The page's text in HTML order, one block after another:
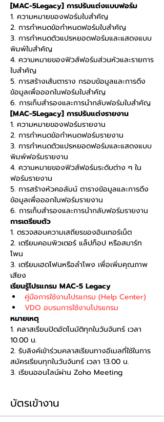
[MAC-5Legacy] การปรับแต่งแบบฟอร์ม
1. ความหมายของฟอร์มใบสำคัญ
2. การกำหนดข้อกำหนดฟอร์มใบสำคัญ
3. การกำหนดตัวแปรหยอดฟอร์มและแสดงแบบ
พิมพ์ใบสำคัญ
4. ความหมายของฟิวส์ฟอร์มส่วนหัวและรายการ
ใบสำคัญ
5. การสร้างเส้นตาราง กรอบข้อมูลและการดึง
ข้อมูลเพื่อออกในฟอร์มใบสำคัญ
6. การเก็บสำรองและการนำกลับฟอร์มใบสำคัญ
[MAC-5Legacy] การปรับแต่งรายงาน
1. ความหมายของฟอร์มรายงาน
2. การกำหนดข้อกำหนดฟอร์มรายงาน
3. การกำหนดตัวแปรหยอดฟอร์มและแสดงแบบ
พิมพ์ฟอร์มรายงาน
4. ความหมายของฟิวส์ฟอร์มระดับต่าง ๆ ใน
ฟอร์มรายงาน
5. การสร้างหัวคอลัมน์ ตารางข้อมูลและการดึง
ข้อมูลเพื่อออกในฟอร์มรายงาน
6. การเก็บสำรองและการนำกลับฟอร์มรายงาน
การเตรียมตัว
1. ตรวจสอบความเสถียรของอินเทอร์เน็ต
2. เตรียมคอมพิวเตอร์ แล็ปท็อป หรือสมาร์ท
โพน
3. เตรียมเฮดโฟนหรือลำโพง เพื่อเพิ่มคุณภาพ
เสียง
เรียนรู้โปรแกรม MAC-5 Legacy
คู่มือการใช้งานโปรแกรม (Help Center)
VDO อบรมการใช้งานโปรแกรม
หมายเหตุ
1. คลาสเรียนปิดอัตโนมัติทุกในวันจันทร์ เวลา
10.00 น.
2. รับลิงค์เข้าร่วมคลาสเรียนทางอีเมลที่ใช้ในการ
สมัครเรียนทุกในวันจันทร์ เวลา 13.00 น.
3. เรียนออนไลน์ผ่าน Zoho Meeting
บัตรเข้างาน